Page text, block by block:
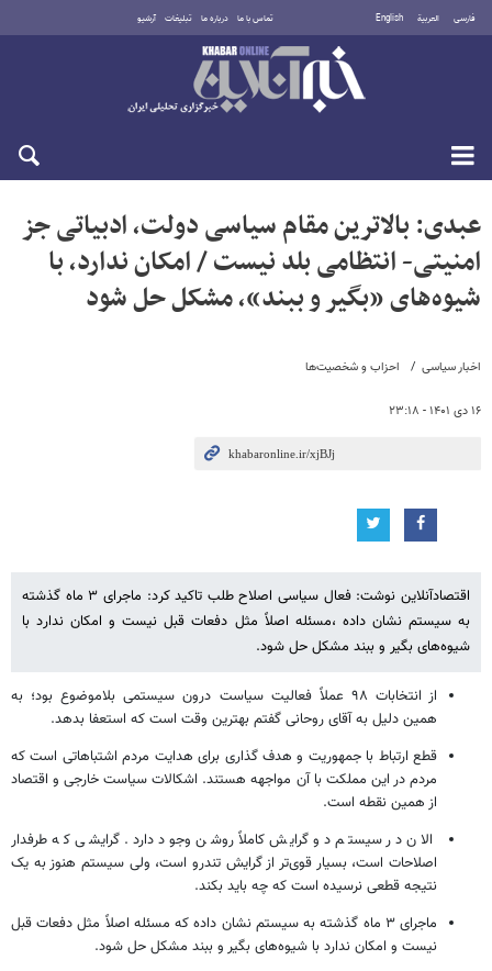
فارسی العربية English تماس با ما درباره ما تبلیغات آرشیو
شنبه ۱۷ مرداد ۱۴۰۵
اخبار سیاسی احزاب و شخصیت‌ها
۱۶ دی ۱۴۰۱ - ۲۳:۱۸
عبدی: بالاترین مقام سیاسی دولت، ادبیاتی جز
امنیتی- انتظامی بلد نیست / امکان ندارد، با
شیوه‌های «بگیر و ببند»، مشکل حل شود
اقتصادآنلاین نوشت: فعال سیاسی اصلاح طلب تاکید کرد: ماجرای ۳ ماه گذشته
به سیستم نشان داده ،مسئله اصلاً مثل دفعات قبل نیست و امکان ندارد با
شیوه‌های بگیر و ببند مشکل حل شود.
از انتخابات ۹۸ عملاً فعالیت سیاست درون سیستمی بلاموضوع بود؛ به
همین دلیل به آقای روحانی گفتم بهترین وقت است که استعفا بدهد.
قطع ارتباط با جمهوریت و هدف گذاری برای هدایت مردم اشتباهاتی است که
مردم در این مملکت با آن مواجهه هستند. اشکالات سیاست خارجی و اقتصاد
از همین نقطه است.
الان در سیستم دو گرایش کاملاً روشن وجود دارد. گرایشی که طرفدار
اصلاحات است، بسیار قوی‌تر از گرایش تندرو است، ولی سیستم هنوز به یک
نتیجه قطعی نرسیده است که چه باید بکند.
ماجرای ۳ ماه گذشته به سیستم نشان داده که مسئله اصلاً مثل دفعات قبل
نیست و امکان ندارد با شیوه‌های بگیر و ببند مشکل حل شود.